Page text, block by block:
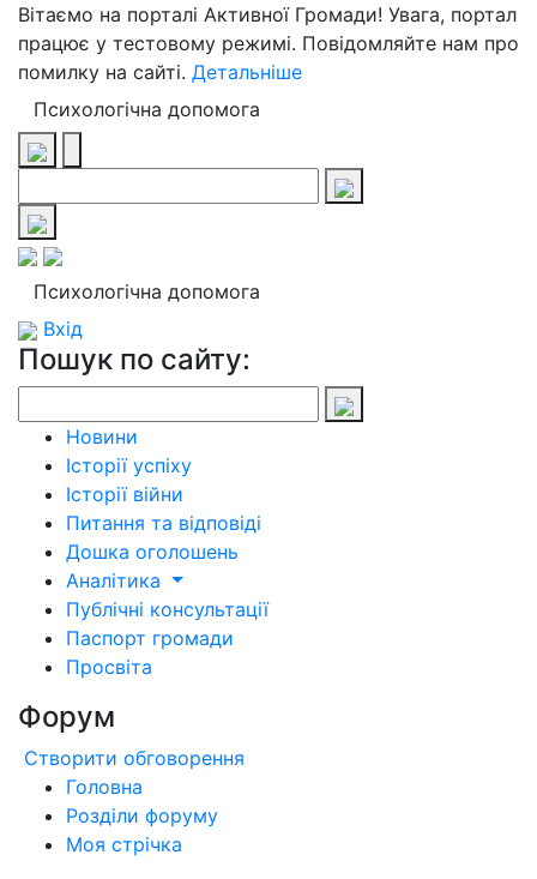
Вітаємо на порталі Активної Громади! Увага, портал
працює у тестовому режимі. Повідомляйте нам про
помилку на сайті. Детальніше
Психологічна допомога
Психологічна допомога
Вхід
Пошук по сайту:
Новини
Історії успіху
Історії війни
Питання та відповіді
Дошка оголошень
Аналітика
Публічні консультації
Паспорт громади
Просвіта
Форум
Створити обговорення
Головна
Розділи форуму
Моя стрічка